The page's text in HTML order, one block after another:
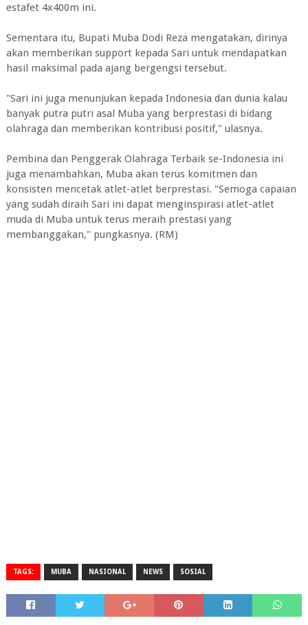
estafet 4x400m ini.
Sementara itu, Bupati Muba Dodi Reza mengatakan, dirinya
akan memberikan support kepada Sari untuk mendapatkan
hasil maksimal pada ajang bergengsi tersebut.
"Sari ini juga menunjukan kepada Indonesia dan dunia kalau
banyak putra putri asal Muba yang berprestasi di bidang
olahraga dan memberikan kontribusi positif," ulasnya.
Pembina dan Penggerak Olahraga Terbaik se-Indonesia ini
juga menambahkan, Muba akan terus komitmen dan
konsisten mencetak atlet-atlet berprestasi. "Semoga capaian
yang sudah diraih Sari ini dapat menginspirasi atlet-atlet
muda di Muba untuk terus meraih prestasi yang
membanggakan," pungkasnya. (RM)
TAGS: MUBA NASIONAL NEWS SOSIAL